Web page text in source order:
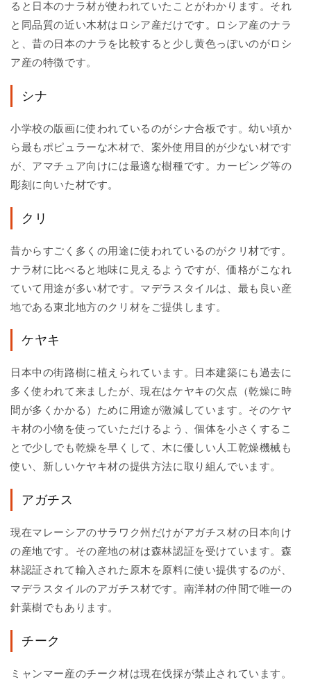
ると日本のナラ材が使われていたことがわかります。それ
と同品質の近い木材はロシア産だけです。ロシア産のナラ
と、昔の日本のナラを比較すると少し黄色っぽいのがロシ
ア産の特徴です。
シナ
小学校の版画に使われているのがシナ合板です。幼い頃か
ら最もポピュラーな木材で、案外使用目的が少ない材です
が、アマチュア向けには最適な樹種です。カービング等の
彫刻に向いた材です。
クリ
昔からすごく多くの用途に使われているのがクリ材です。
ナラ材に比べると地味に見えるようですが、価格がこなれ
ていて用途が多い材です。マデラスタイルは、最も良い産
地である東北地方のクリ材をご提供します。
ケヤキ
日本中の街路樹に植えられています。日本建築にも過去に
多く使われて来ましたが、現在はケヤキの欠点（乾燥に時
間が多くかかる）ために用途が激減しています。そのケヤ
キ材の小物を使っていただけるよう、個体を小さくするこ
とで少しでも乾燥を早くして、木に優しい人工乾燥機械も
使い、新しいケヤキ材の提供方法に取り組んでいます。
アガチス
現在マレーシアのサラワク州だけがアガチス材の日本向け
の産地です。その産地の材は森林認証を受けています。森
林認証されて輸入された原木を原料に使い提供するのが、
マデラスタイルのアガチス材です。南洋材の仲間で唯一の
針葉樹でもあります。
チーク
ミャンマー産のチーク材は現在伐採が禁止されています。